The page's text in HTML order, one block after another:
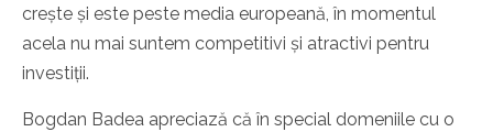
crește și este peste media europeană, în momentul
acela nu mai suntem competitivi și atractivi pentru
investiții.
Bogdan Badea apreciază că în special domeniile cu o